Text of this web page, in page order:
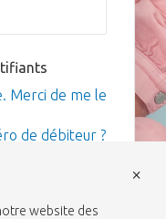
Merci de me le
de débiteur ?
website des
×